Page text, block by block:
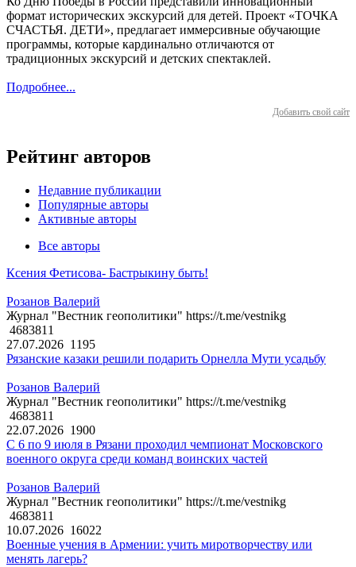
формат исторических экскурсий для детей. Проект «ТОЧКА
СЧАСТЬЯ. ДЕТИ», предлагает иммерсивные обучающие
программы, которые кардинально отличаются от
традиционных экскурсий и детских спектаклей.
Подробнее...
Добавить свой сайт
Рейтинг авторов
Недавние публикации
Популярные авторы
Активные авторы
Все авторы
Ксения Фетисова- Бастрыкину быть!
Розанов Валерий
Журнал "Вестник геополитики" https://t.me/vestnikg
4683811
27.07.2026 1195
Рязанские казаки решили подарить Орнелла Мути усадьбу
Розанов Валерий
Журнал "Вестник геополитики" https://t.me/vestnikg
4683811
22.07.2026 1900
С 6 по 9 июля в Рязани проходил чемпионат Московского
военного округа среди команд воинских частей
Розанов Валерий
Журнал "Вестник геополитики" https://t.me/vestnikg
4683811
10.07.2026 16022
Военные учения в Армении: учить миротворчеству или
менять лагерь?